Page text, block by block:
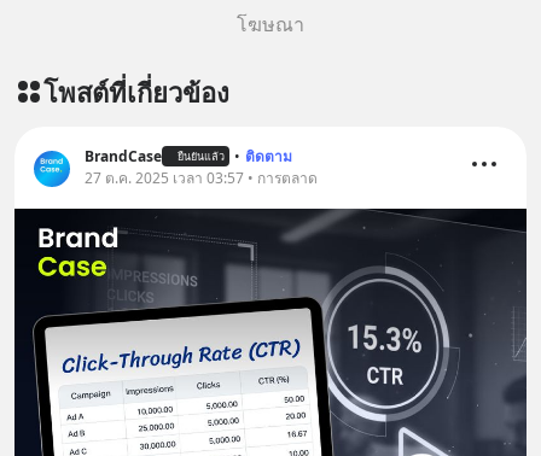
โฆษณา
โพสต์ที่เกี่ยวข้อง
BrandCase ยืนยันแล้ว • ติดตาม
27 ต.ค. 2025 เวลา 03:57 • การตลาด